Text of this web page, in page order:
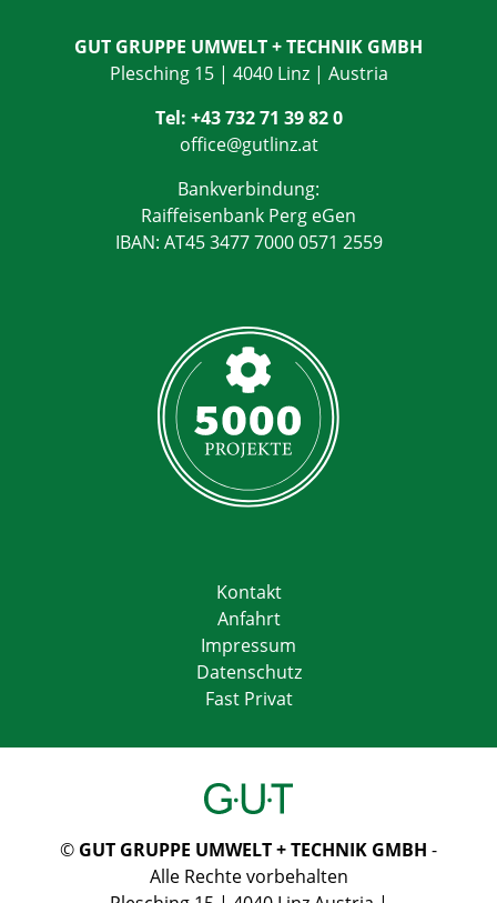
GUT GRUPPE UMWELT + TECHNIK GMBH
Plesching 15 | 4040 Linz | Austria
Tel: +43 732 71 39 82 0
office@gutlinz.at
Bankverbindung:
Raiffeisenbank Perg eGen
IBAN: AT45 3477 7000 0571 2559
Kontakt
Anfahrt
Impressum
Datenschutz
Fast Privat
© GUT GRUPPE UMWELT + TECHNIK GMBH -
Alle Rechte vorbehalten